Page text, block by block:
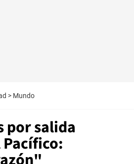
> Mundo
por salida